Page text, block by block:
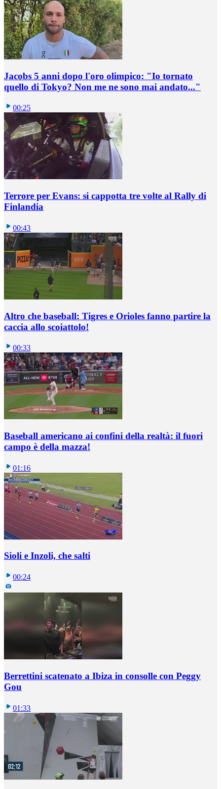
Jacobs 5 anni dopo l'oro olimpico: "Io tornato
quello di Tokyo? Non me ne sono mai andato..."
00:25
Terrore per Evans: si cappotta tre volte al Rally di
Finlandia
00:43
Altro che baseball: Tigres e Orioles fanno partire la
caccia allo scoiattolo!
00:33
Baseball americano ai confini della realtà: il fuori
campo è della mazza!
01:16
Sioli e Inzoli, che salti
00:24
Berrettini scatenato a Ibiza in consolle con Peggy
Gou
01:33